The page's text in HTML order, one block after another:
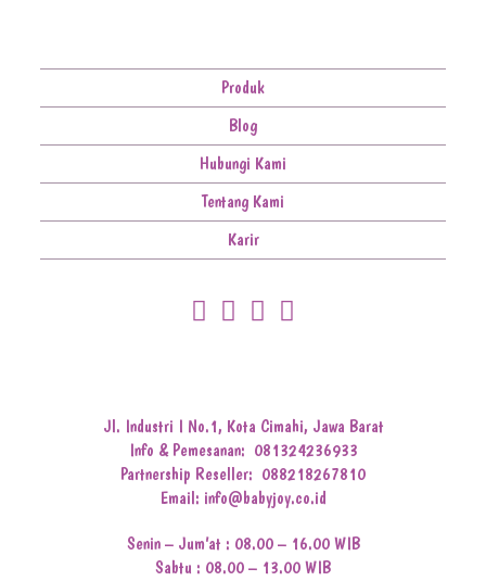
Produk
Blog
Hubungi Kami
Tentang Kami
Karir
Jl. Industri I No.1, Kota Cimahi, Jawa Barat
Info & Pemesanan: 081324236933
Partnership Reseller: 088218267810
Email: info@babyjoy.co.id
Senin – Jum’at : 08.00 – 16.00 WIB
Sabtu : 08.00 – 13.00 WIB